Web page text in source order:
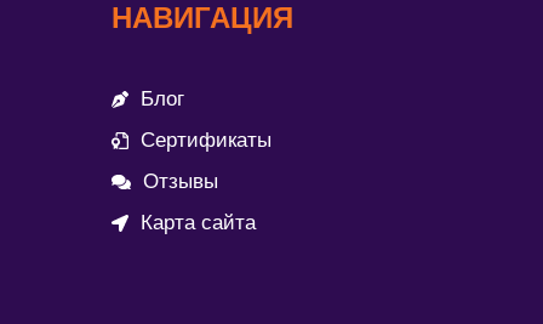
НАВИГАЦИЯ
Блог
Сертификаты
Отзывы
Карта сайта